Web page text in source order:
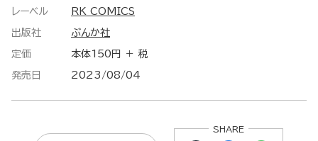
レーベル RK COMICS
出版社 ぶんか社
定価 本体150円 ＋ 税
発売日 2023/08/04
SHARE